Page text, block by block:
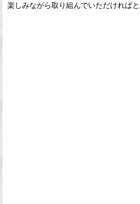
楽しみながら取り組んでいただければと